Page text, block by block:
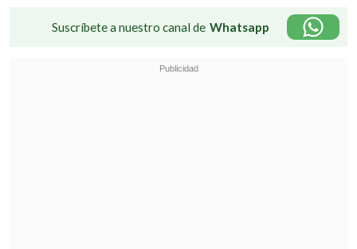
Suscríbete a nuestro canal de Whatsapp